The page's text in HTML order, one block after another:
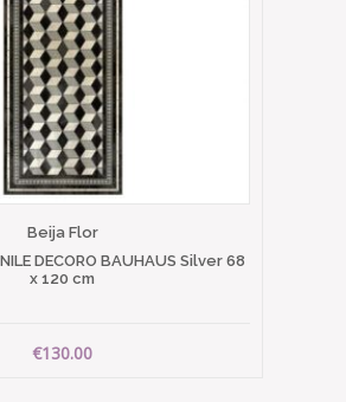
Beija Flor
DECORO BAUHAUS Silver 68
x 120 cm
€130.00